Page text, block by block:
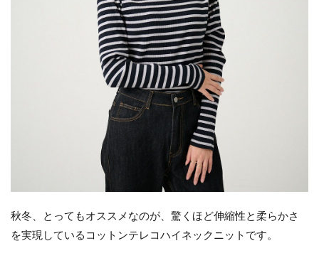
秋冬、とってもオススメなのが、驚くほど伸縮性と柔らかさ
を実現しているコットンテレコハイネックニットです。